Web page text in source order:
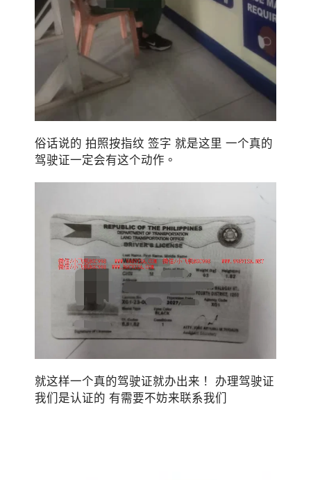
俗话说的 拍照按指纹 签字 就是这里 一个真的
驾驶证一定会有这个动作。
就这样一个真的驾驶证就办出来！ 办理驾驶证
我们是认证的 有需要不妨来联系我们